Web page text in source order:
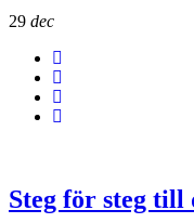
29 dec
Steg för steg till